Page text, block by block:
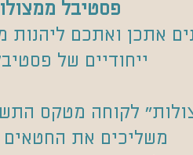
פסטיבל ממצולות
אתכן ואתכם ליהנות
ייחודיים של
לקוחה מטקס
משליכים את החטאים